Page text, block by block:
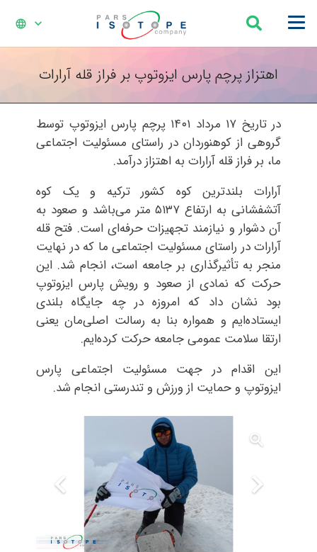
language
اهتزاز پرچم پارس ایزوتوپ بر فراز قله آرارات
در تاریخ ۱۷ مرداد ۱۴۰۱ پرچم پارس ایزوتوپ توسط
گروهی از کوهنوردان در راستای مسئولیت اجتماعی
ما، بر فراز قله آرارات به اهتزاز درآمد.
آرارات بلندترین کوه کشور ترکیه و یک کوه
آتشفشانی به ارتفاع ۵۱۳۷ متر می‌باشد و صعود به
آن دشوار و نیازمند تجهیزات حرفه‌ای است. فتح قله
آرارات در راستای مسئولیت اجتماعی ما که در نهایت
منجر به تأثیرگذاری بر جامعه است، انجام شد. این
حرکت که نمادی از صعود و رویش پارس ایزوتوپ
بود نشان داد که امروزه در چه جایگاه بلندی
ایستاده‌ایم و همواره بنا به رسالت اصلی‌مان یعنی
ارتقا سلامت عمومی جامعه حرکت کرده‌ایم.
این اقدام در جهت مسئولیت اجتماعی پارس
ایزوتوپ و حمایت از ورزش و تندرستی انجام شد.